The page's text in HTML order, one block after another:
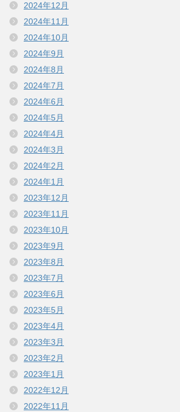
2024年12月
2024年11月
2024年10月
2024年9月
2024年8月
2024年7月
2024年6月
2024年5月
2024年4月
2024年3月
2024年2月
2024年1月
2023年12月
2023年11月
2023年10月
2023年9月
2023年8月
2023年7月
2023年6月
2023年5月
2023年4月
2023年3月
2023年2月
2023年1月
2022年12月
2022年11月